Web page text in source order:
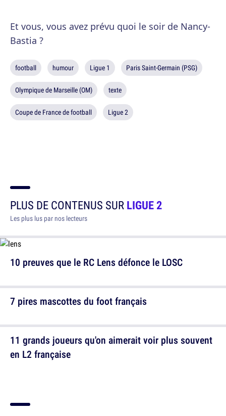
Et vous, vous avez prévu quoi le soir de Nancy-
Bastia ?
football humour Ligue 1 Paris Saint-Germain (PSG)
Olympique de Marseille (OM) texte
Coupe de France de football Ligue 2
PLUS DE CONTENUS SURLIGUE 2
Les plus lus par nos lecteurs
10 preuves que le RC Lens défonce le LOSC
7 pires mascottes du foot français
11 grands joueurs qu'on aimerait voir plus souvent
en L2 française